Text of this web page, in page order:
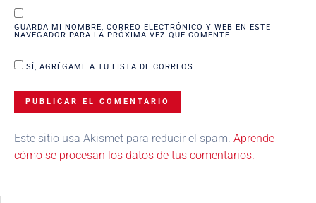
GUARDA MI NOMBRE, CORREO ELECTRÓNICO Y WEB EN ESTE
NAVEGADOR PARA LA PRÓXIMA VEZ QUE COMENTE.
SÍ, AGRÉGAME A TU LISTA DE CORREOS
Este sitio usa Akismet para reducir el spam. Aprende
cómo se procesan los datos de tus comentarios.